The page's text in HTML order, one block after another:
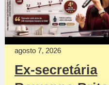
agosto 7, 2026
Ex-secretária